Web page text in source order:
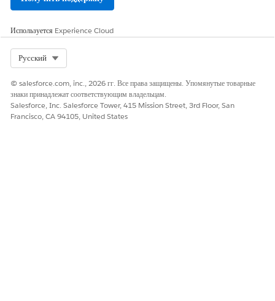
Сохраните изменения.
ЭТА СТАТЬЯ РЕШИЛА ВАШУ ПРОБЛЕМУ?
Оставьте свой отзыв, чтобы мы могли стать лучше!
Да Нет
Используется Experience Cloud
Русский
© salesforce.com, inc., 2026 гг. Все права защищены. Упомянутые товарные
знаки принадлежат соответствующим владельцам.
Salesforce, Inc. Salesforce Tower, 415 Mission Street, 3rd Floor, San
Francisco, CA 94105, United States